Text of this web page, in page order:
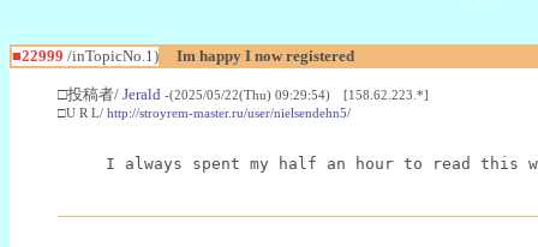
■22999 /inTopicNo.1) Im happy I now registered
□投稿者/ Jerald -(2025/05/22(Thu) 09:29:54) [158.62.223.*]
□U R L/ http://stroyrem-master.ru/user/nielsendehn5/
I always spent my half an hour to read